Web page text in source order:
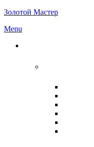
Золотой Мастер
Menu